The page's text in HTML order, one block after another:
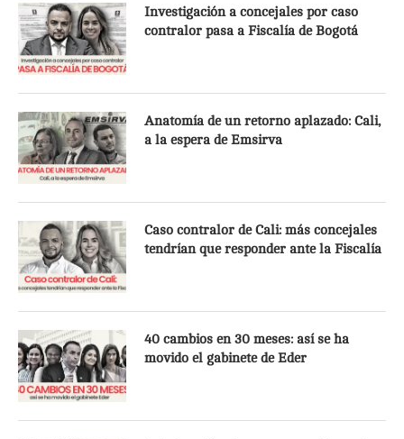
Investigación a concejales por caso
contralor pasa a Fiscalía de Bogotá
Anatomía de un retorno aplazado: Cali,
a la espera de Emsirva
Caso contralor de Cali: más concejales
tendrían que responder ante la Fiscalía
40 cambios en 30 meses: así se ha
movido el gabinete de Eder